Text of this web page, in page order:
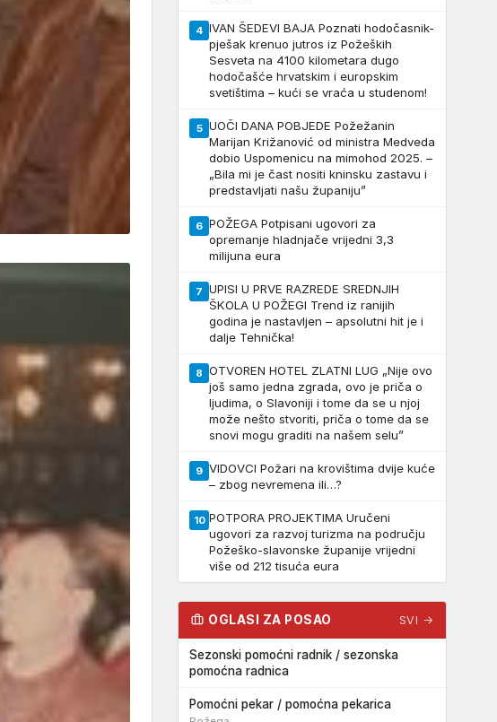
4 IVAN ŠEDEVI BAJA Poznati hodočasnik-
pješak krenuo jutros iz Požeških
Sesveta na 4100 kilometara dugo
hodočašće hrvatskim i europskim
svetištima – kući se vraća u studenom!
5 UOČI DANA POBJEDE Požežanin
Marijan Križanović od ministra Medveda
dobio Uspomenicu na mimohod 2025. –
„Bila mi je čast nositi kninsku zastavu i
predstavljati našu županiju”
6 POŽEGA Potpisani ugovori za
opremanje hladnjače vrijedni 3,3
milijuna eura
7 UPISI U PRVE RAZREDE SREDNJIH
ŠKOLA U POŽEGI Trend iz ranijih
godina je nastavljen – apsolutni hit je i
dalje Tehnička!
8 OTVOREN HOTEL ZLATNI LUG „Nije ovo
još samo jedna zgrada, ovo je priča o
ljudima, o Slavoniji i tome da se u njoj
može nešto stvoriti, priča o tome da se
snovi mogu graditi na našem selu”
9 VIDOVCI Požari na krovištima dvije kuće
– zbog nevremena ili…?
10 POTPORA PROJEKTIMA Uručeni
ugovori za razvoj turizma na području
Požeško-slavonske županije vrijedni
više od 212 tisuća eura
OGLASI ZA POSAO SVI →
Sezonski pomoćni radnik / sezonska
pomoćna radnica
Pomoćni pekar / pomoćna pekarica